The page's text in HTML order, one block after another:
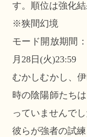
す。順位は強化
※狭間幻境
モード開放期間
月28日(火)23:59
むかしむかし、
時の陰陽師たち
っていませんでし
彼らが強者の試